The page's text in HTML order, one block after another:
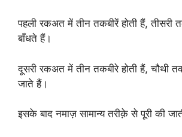
पहली रकअत में तीन तकबीरें होती हैं, तीसरी
बाँधते हैं।
दूसरी रकअत में तीन तकबीरे होती हैं, चौथी
जाते हैं।
इसके बाद नमाज़ सामान्य तरीक़े से पूरी की